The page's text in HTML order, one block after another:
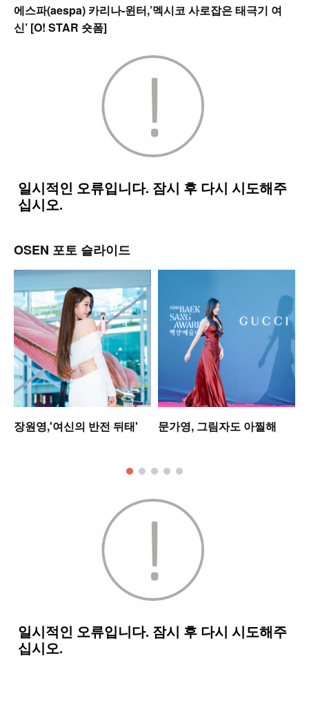
에스파(aespa) 카리나-윈터,’멕시코 사로잡은 태극기 여
신’ [O! STAR 숏폼]
OSEN 포토 슬라이드
장원영,'여신의 반전 뒤태' 문가영, 그림자도 아찔해